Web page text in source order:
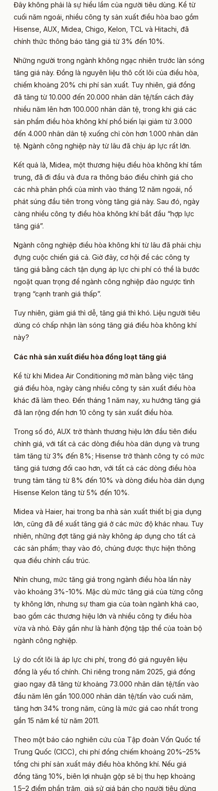
Đây không phải là sự hiểu lầm của người tiêu dùng. Kể từ
cuối năm ngoái, nhiều công ty sản xuất điều hòa bao gồm
Hisense, AUX, Midea, Chigo, Kelon, TCL và Hitachi, đã
chính thức thông báo tăng giá từ 3% đến 10%.
Những người trong ngành không ngạc nhiên trước làn sóng
tăng giá này. Đồng là nguyên liệu thô cốt lõi của điều hòa,
chiếm khoảng 20% chi phí sản xuất. Tuy nhiên, giá đồng
đã tăng từ 10.000 đến 20.000 nhân dân tệ/tấn cách đây
nhiều năm lên hơn 100.000 nhân dân tệ, trong khi giá các
sản phẩm điều hòa không khí phổ biến lại giảm từ 3.000
đến 4.000 nhân dân tệ xuống chỉ còn hơn 1.000 nhân dân
tệ. Ngành công nghiệp này từ lâu đã chịu áp lực rất lớn.
Kết quả là, Midea, một thương hiệu điều hòa không khí tầm
trung, đã đi đầu và đưa ra thông báo điều chỉnh giá cho
các nhà phân phối của mình vào tháng 12 năm ngoái, nổ
phát súng đầu tiên trong vòng tăng giá này. Sau đó, ngày
càng nhiều công ty điều hòa không khí bắt đầu “hợp lực
tăng giá”.
Ngành công nghiệp điều hòa không khí từ lâu đã phải chịu
đựng cuộc chiến giá cả. Giờ đây, cơ hội để các công ty
tăng giá bằng cách tận dụng áp lực chi phí có thể là bước
ngoặt quan trọng để ngành công nghiệp đảo ngược tình
trạng “cạnh tranh giá thấp”.
Tuy nhiên, giảm giá thì dễ, tăng giá thì khó. Liệu người tiêu
dùng có chấp nhận làn sóng tăng giá điều hòa không khí
này?
Các nhà sản xuất điều hòa đồng loạt tăng giá
Kể từ khi Midea Air Conditioning mở màn bằng việc tăng
giá điều hòa, ngày càng nhiều công ty sản xuất điều hòa
khác đã làm theo. Đến tháng 1 năm nay, xu hướng tăng giá
đã lan rộng đến hơn 10 công ty sản xuất điều hòa.
Trong số đó, AUX trở thành thương hiệu lớn đầu tiên điều
chỉnh giá, với tất cả các dòng điều hòa dân dụng và trung
tâm tăng từ 3% đến 8%; Hisense trở thành công ty có mức
tăng giá tương đối cao hơn, với tất cả các dòng điều hòa
trung tâm tăng từ 8% đến 10% và dòng điều hòa dân dụng
Hisense Kelon tăng từ 5% đến 10%.
Midea và Haier, hai trong ba nhà sản xuất thiết bị gia dụng
lớn, cũng đã đề xuất tăng giá ở các mức độ khác nhau. Tuy
nhiên, những đợt tăng giá này không áp dụng cho tất cả
các sản phẩm; thay vào đó, chúng được thực hiện thông
qua điều chỉnh cấu trúc.
Nhìn chung, mức tăng giá trong ngành điều hòa lần này
vào khoảng 3%-10%. Mặc dù mức tăng giá của từng công
ty không lớn, nhưng sự tham gia của toàn ngành khá cao,
bao gồm các thương hiệu lớn và nhiều công ty điều hòa
vừa và nhỏ. Đây gần như là hành động tập thể của toàn bộ
ngành công nghiệp.
Lý do cốt lõi là áp lực chi phí, trong đó giá nguyên liệu
đồng là yếu tố chính. Chỉ riêng trong năm 2025, giá đồng
giao ngay đã tăng từ khoảng 73.000 nhân dân tệ/tấn vào
đầu năm lên gần 100.000 nhân dân tệ/tấn vào cuối năm,
tăng hơn 34% trong năm, cũng là mức giá cao nhất trong
gần 15 năm kể từ năm 2011.
Theo một báo cáo nghiên cứu của Tập đoàn Vốn Quốc tế
Trung Quốc (CICC), chi phí đồng chiếm khoảng 20%–25%
tổng chi phí sản xuất máy điều hòa không khí. Nếu giá
đồng tăng 10%, biên lợi nhuận gộp sẽ bị thu hẹp khoảng
1,5–2 điểm phần trăm, giả sử giá bán cho người tiêu dùng